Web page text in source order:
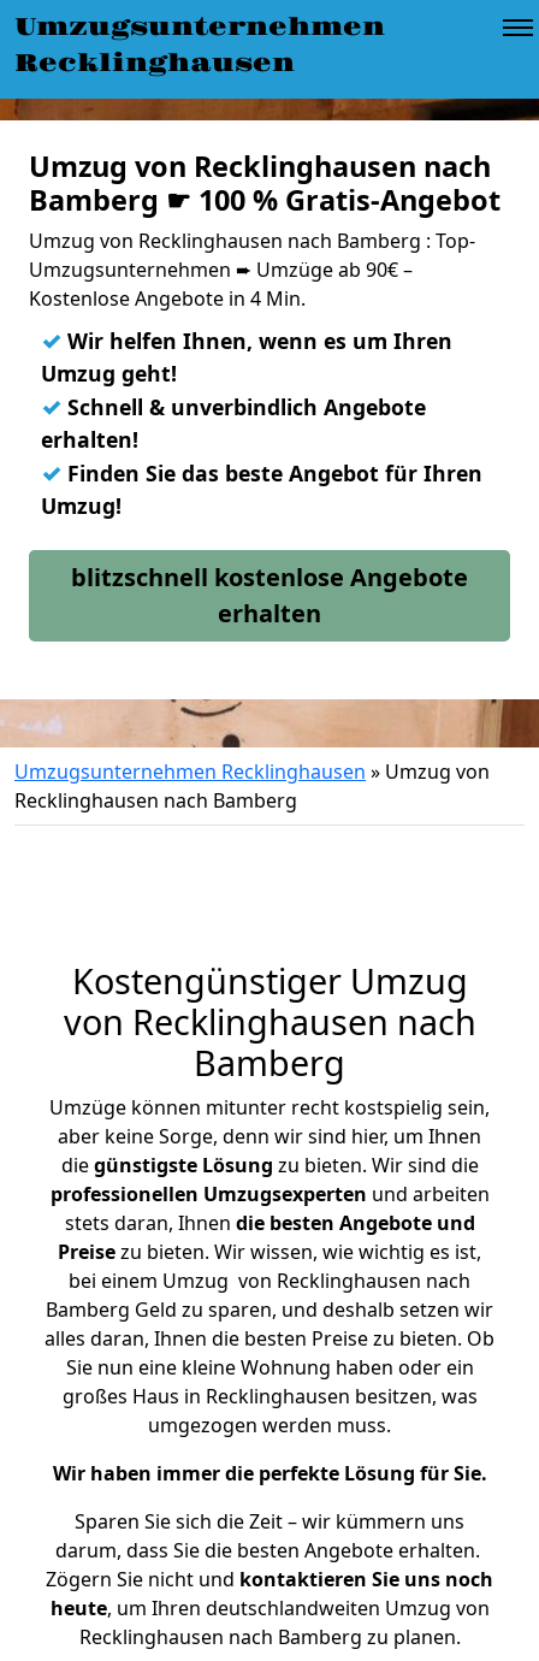
Umzugsunternehmen
Recklinghausen
Umzug von Recklinghausen nach
Bamberg ☛ 100 % Gratis-Angebot
Umzug von Recklinghausen nach Bamberg : Top-
Umzugsunternehmen ➨ Umzüge ab 90€ –
Kostenlose Angebote in 4 Min.
✓ Wir helfen Ihnen, wenn es um Ihren
Umzug geht!
✓ Schnell & unverbindlich Angebote
erhalten!
✓ Finden Sie das beste Angebot für Ihren
Umzug!
blitzschnell kostenlose Angebote
erhalten
Umzugsunternehmen Recklinghausen » Umzug von
Recklinghausen nach Bamberg
Kostengünstiger Umzug
von Recklinghausen nach
Bamberg
Umzüge können mitunter recht kostspielig sein,
aber keine Sorge, denn wir sind hier, um Ihnen
diegünstigste Lösung zu bieten. Wir sind die
professionellen Umzugsexperten und arbeiten
stets daran, Ihnen die besten Angebote und
Preisezu bieten. Wir wissen, wie wichtig es ist,
bei einem Umzug von Recklinghausen nach
Bamberg Geld zu sparen, und deshalb setzen wir
alles daran, Ihnen die besten Preise zu bieten. Ob
Sie nun eine kleine Wohnung haben oder ein
großes Haus in Recklinghausen besitzen, was
umgezogen werden muss.
Wir haben immer die perfekte Lösung für Sie.
Sparen Sie sich die Zeit – wir kümmern uns
darum, dass Sie die besten Angebote erhalten.
Zögern Sie nicht und kontaktieren Sie uns noch
heute, um Ihren deutschlandweiten Umzug von
Recklinghausen nach Bamberg zu planen.